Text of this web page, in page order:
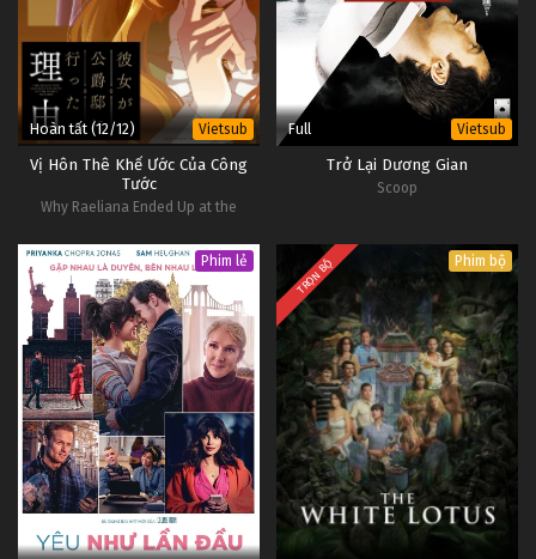
Hoàn tất (12/12) Vietsub
Vị Hôn Thê Khế Ước Của Công
Tước
Why Raeliana Ended Up at the
Full Vietsub
Trở Lại Dương Gian
Scoop
Phim lẻ TRỌN BỘ Phim bộ